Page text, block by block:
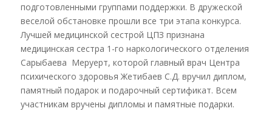
подготовленными группами поддержки. В дружеской
веселой обстановке прошли все три этапа конкурса.
Лучшей медицинской сестрой ЦПЗ признана
медицинская сестра 1-го наркологического отделения
Сарыбаева Меруерт, которой главный врач Центра
психического здоровья Жетибаев С.Д. вручил диплом,
памятный подарок и подарочный сертификат. Всем
участникам вручены дипломы и памятные подарки.